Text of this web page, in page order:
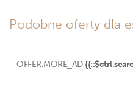
Podobne oferty dla
OFFER.MORE_AD